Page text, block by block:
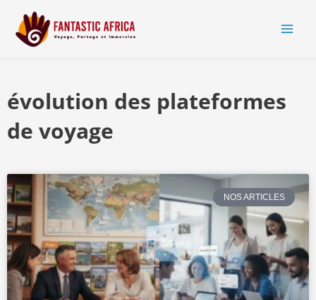
contenu
évolution des plateformes
de voyage
NOS ARTICLES